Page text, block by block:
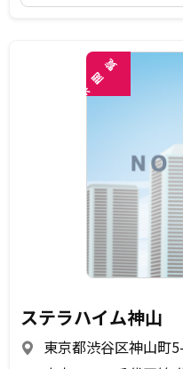
未
閲
覧
ステラハイム神山
東京都渋谷区神山町